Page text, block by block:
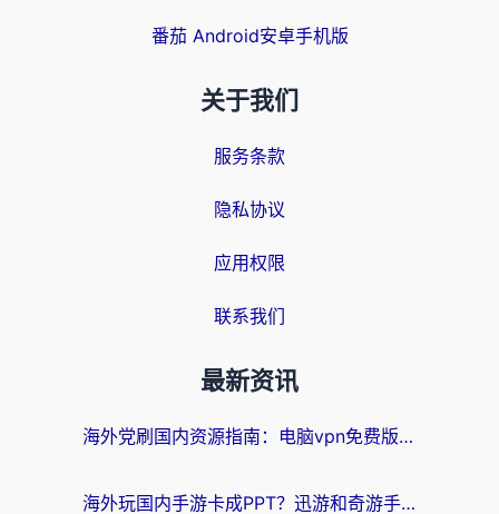
番茄 Android安卓手机版
关于我们
服务条款
隐私协议
应用权限
联系我们
最新资讯
海外党刷国内资源指南：电脑vpn免费版真的能用吗？选对加速器才是关键
海外玩国内手游卡成PPT？迅游和奇游手游哪个好？附真实VPN评测及番茄加速器体验